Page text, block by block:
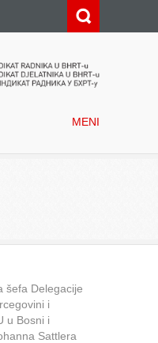
MENI
šefa Delegacije
i
u Bosni i
Sattlera